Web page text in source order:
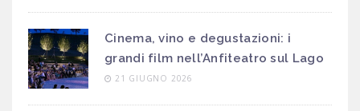
Cinema, vino e degustazioni: i
grandi film nell’Anfiteatro sul Lago
21 GIUGNO 2026